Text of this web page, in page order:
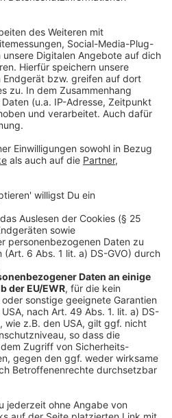
und 3. Oktober 268.000
könnten.
die Passagierzahlen 39
Thomas Schnalke freut
räumt aber
branchenweiten
nach wie vor besonders in
und längeren
den Sommerferien darauf
zu sein um den Flieger
Check-ins ab 3 Uhr
Gepäckausladung würden zu
unterstützt.
Köln/Bonn
560.000 Fluggäste